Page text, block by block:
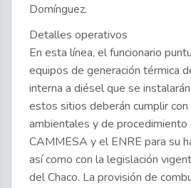
Domínguez.
Detalles operativos
En esta línea, el funcionario
equipos de generación térmica
interna a diésel que se
estos sitios deberán cumplir
ambientales y de
CAMMESA y el ENRE para su
así como con la legislación
del Chaco. La provisión de